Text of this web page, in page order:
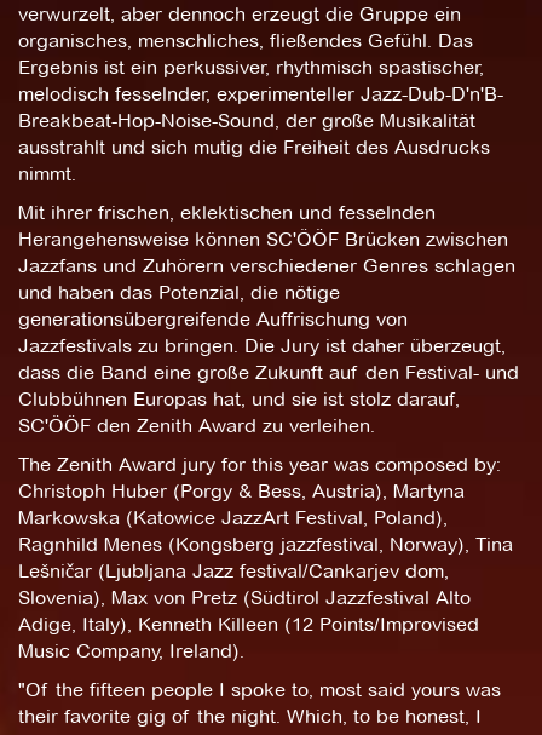
verwurzelt, aber dennoch erzeugt die Gruppe ein
organisches, menschliches, fließendes Gefühl. Das
Ergebnis ist ein perkussiver, rhythmisch spastischer,
melodisch fesselnder, experimenteller Jazz-Dub-D'n'B-
Breakbeat-Hop-Noise-Sound, der große Musikalität
ausstrahlt und sich mutig die Freiheit des Ausdrucks
nimmt.
Mit ihrer frischen, eklektischen und fesselnden
Herangehensweise können SC'ÖÖF Brücken zwischen
Jazzfans und Zuhörern verschiedener Genres schlagen
und haben das Potenzial, die nötige
generationsübergreifende Auffrischung von
Jazzfestivals zu bringen. Die Jury ist daher überzeugt,
dass die Band eine große Zukunft auf den Festival- und
Clubbühnen Europas hat, und sie ist stolz darauf,
SC'ÖÖF den Zenith Award zu verleihen.
The Zenith Award jury for this year was composed by:
Christoph Huber (Porgy & Bess, Austria), Martyna
Markowska (Katowice JazzArt Festival, Poland),
Ragnhild Menes (Kongsberg jazzfestival, Norway), Tina
Lešničar (Ljubljana Jazz festival/Cankarjev dom,
Slovenia), Max von Pretz (Südtirol Jazzfestival Alto
Adige, Italy), Kenneth Killeen (12 Points/Improvised
Music Company, Ireland).
"Of the fifteen people I spoke to, most said yours was
their favorite gig of the night. Which, to be honest, I